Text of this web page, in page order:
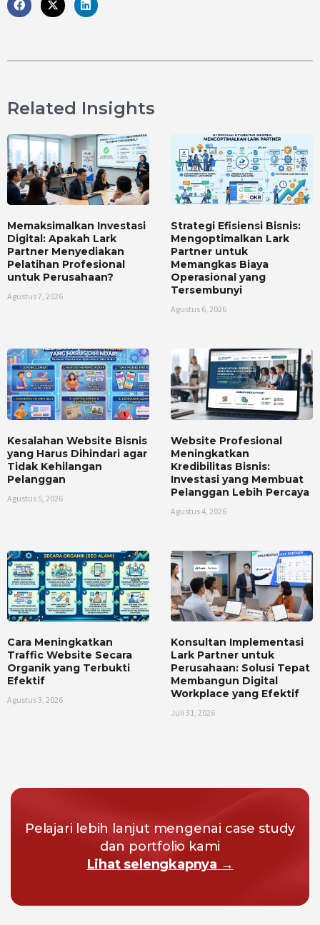
Related Insights
Memaksimalkan Investasi
Digital: Apakah Lark
Partner Menyediakan
Pelatihan Profesional
untuk Perusahaan?
Agustus 7, 2026
Strategi Efisiensi Bisnis:
Mengoptimalkan Lark
Partner untuk
Memangkas Biaya
Operasional yang
Tersembunyi
Agustus 6, 2026
Kesalahan Website Bisnis
yang Harus Dihindari agar
Tidak Kehilangan
Pelanggan
Agustus 5, 2026
Website Profesional
Meningkatkan
Kredibilitas Bisnis:
Investasi yang Membuat
Pelanggan Lebih Percaya
Agustus 4, 2026
Cara Meningkatkan
Traffic Website Secara
Organik yang Terbukti
Efektif
Agustus 3, 2026
Konsultan Implementasi
Lark Partner untuk
Perusahaan: Solusi Tepat
Membangun Digital
Workplace yang Efektif
Juli 31, 2026
Pelajari lebih lanjut mengenai case study
dan portfolio kami
Lihat selengkapnya →